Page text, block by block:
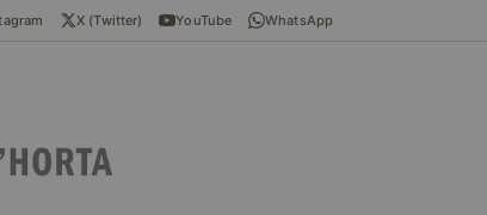
X (Twitter) YouTube WhatsApp